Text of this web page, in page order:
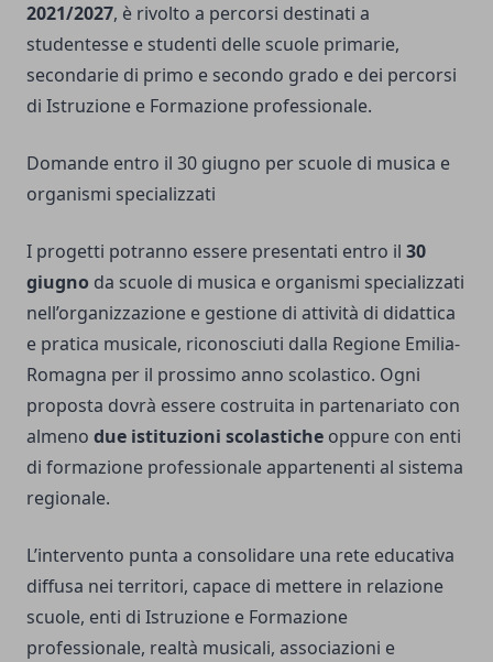
2021/2027, è rivolto a percorsi destinati a
studentesse e studenti delle scuole primarie,
secondarie di primo e secondo grado e dei percorsi
di Istruzione e Formazione professionale.
Domande entro il 30 giugno per scuole di musica e
organismi specializzati
I progetti potranno essere presentati entro il 30
giugno da scuole di musica e organismi specializzati
nell’organizzazione e gestione di attività di didattica
e pratica musicale, riconosciuti dalla Regione Emilia-
Romagna per il prossimo anno scolastico. Ogni
proposta dovrà essere costruita in partenariato con
almeno due istituzioni scolastiche oppure con enti
di formazione professionale appartenenti al sistema
regionale.
L’intervento punta a consolidare una rete educativa
diffusa nei territori, capace di mettere in relazione
scuole, enti di Istruzione e Formazione
professionale, realtà musicali, associazioni e